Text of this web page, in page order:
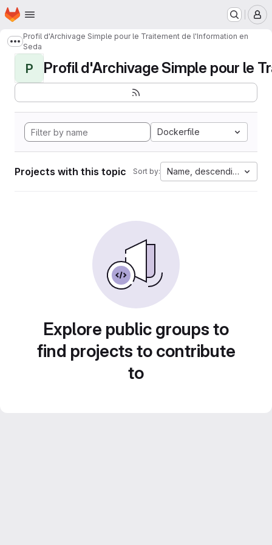
Skip to main content
Homepage
Show more breadcrumbs
Profil d'Archivage Simple pour le Traitement de l'Information en
Seda
P Profil d'Archivage Simple pour le
Dockerfile
Projects with this topic Sort by: Name, descending
Explore public groups to
find projects to contribute
to